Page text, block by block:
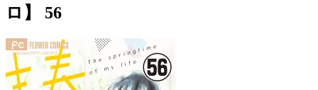
ロ】 56